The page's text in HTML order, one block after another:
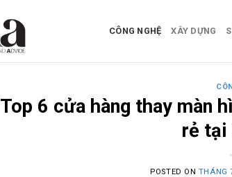
CÔNG NGHỆ XÂY DỰNG
Top 6 cửa hàng thay màn
rẻ tại
POSTED ON THÁNG